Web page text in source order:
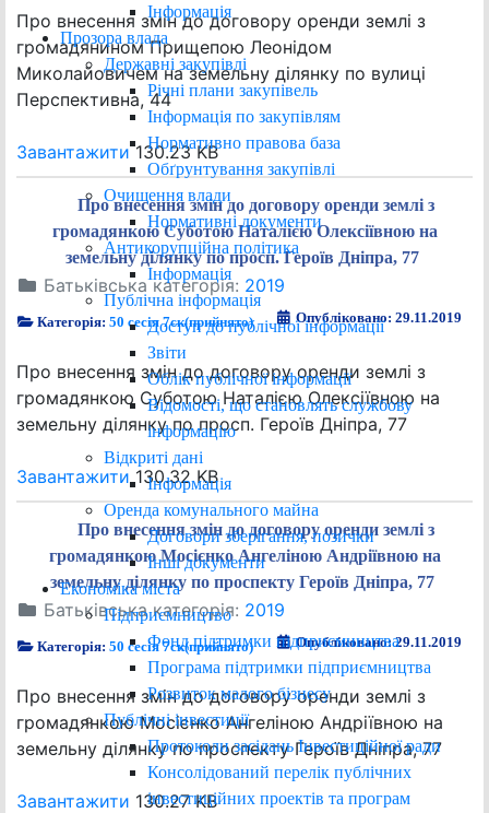
Інформація
Прозора влада
Державні закупівлі
Річні плани закупівель
Інформація по закупівлям
Нормативно правова база
Обґрунтування закупівлі
Очищення влади
Нормативні документи
Антикорупційна політика
Інформація
Публічна інформація
Доступ до публічної інформації
Звіти
Облік публічної інформації
Відомості, що становлять службову
інформацію
Відкриті дані
Інформація
Оренда комунального майна
Договори зберігання, позички
Інші документи
Економіка міста
Підприємництво
Фонд підтримки підприємництва
Програма підтримки підприємництва
Розвиток малого бізнесу
Публічні інвестиції
Протоколи засідань Інвестиційної ради
Консолідований перелік публічних
інвестиційних проектів та програм
Про внесення змін до договору оренди землі з
громадянином Прищепою Леонідом
Миколайовичем на земельну ділянку по вулиці
Перспективна, 44
Завантажити130.23 KB
Про внесення змін до договору оренди землі з
громадянкою Суботою Наталією Олексіївною на
земельну ділянку по просп. Героїв Дніпра, 77
Батьківська категорія: 2019
Категорія:50 сесія 7ск(прийнято) Опубліковано: 29.11.2019
Про внесення змін до договору оренди землі з
громадянкою Суботою Наталією Олексіївною на
земельну ділянку по просп. Героїв Дніпра, 77
Завантажити130.32 KB
Про внесення змін до договору оренди землі з
громадянкою Мосієнко Ангеліною Андріївною на
земельну ділянку по проспекту Героїв Дніпра, 77
Батьківська категорія: 2019
Категорія:50 сесія 7ск(прийнято) Опубліковано: 29.11.2019
Про внесення змін до договору оренди землі з
громадянкою Мосієнко Ангеліною Андріївною на
земельну ділянку по проспекту Героїв Дніпра, 77
Завантажити 130.27 KB